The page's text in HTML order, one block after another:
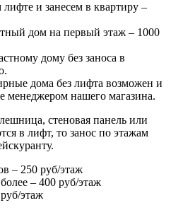
и занесем в квартиру –
дом на первый этаж – 1000
дому без заноса в
дома без лифта возможен и
менеджером нашего магазина.
стеновая панель или
в лифт, то занос по этажам
– 250 руб/этаж
– 400 руб/этаж
этаж